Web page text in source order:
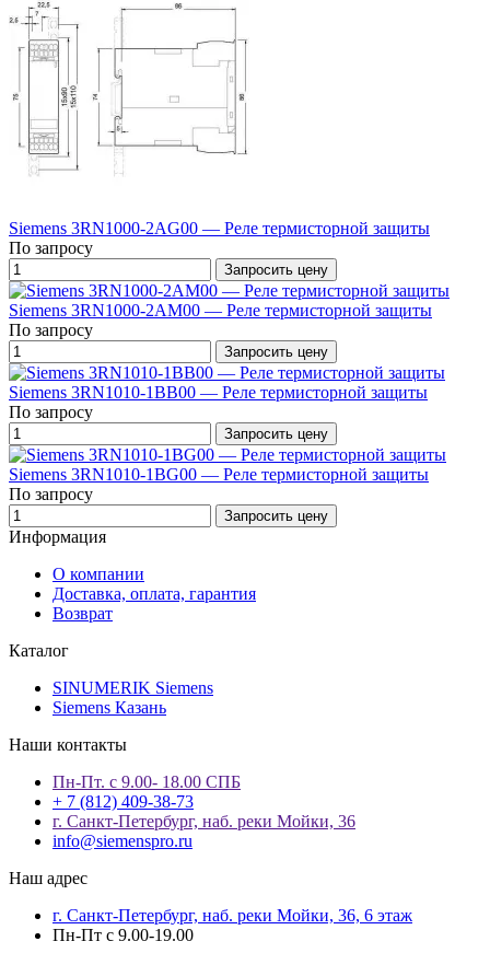
Siemens 3RN1000-2AG00 — Реле термисторной защиты
По запросу
Запросить цену
Siemens 3RN1000-2AM00 — Реле термисторной защиты
По запросу
Запросить цену
Siemens 3RN1010-1BB00 — Реле термисторной защиты
По запросу
Запросить цену
Siemens 3RN1010-1BG00 — Реле термисторной защиты
По запросу
Запросить цену
Информация
О компании
Доставка, оплата, гарантия
Возврат
Каталог
SINUMERIK Siemens
Siemens Казань
Наши контакты
Пн-Пт. с 9.00- 18.00 СПБ
+ 7 (812) 409-38-73
г. Санкт-Петербург, наб. реки Мойки, 36
info@siemenspro.ru
Наш адрес
г. Санкт-Петербург, наб. реки Мойки, 36, 6 этаж
Пн-Пт с 9.00-19.00